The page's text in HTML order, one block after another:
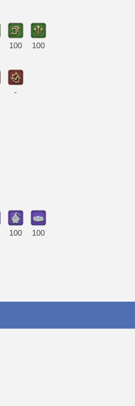
100 100
-
100 100